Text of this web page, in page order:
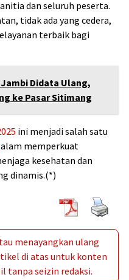
dan seluruh peserta.
tidak ada yang cedera,
terbaik bagi
Jambi Didata Ulang,
ke Pasar Sitimang
ini menjadi salah satu
memperkuat
kesehatan dan
dinamis.(*)
menayangkan ulang
di atas untuk konten
tanpa seizin redaksi.